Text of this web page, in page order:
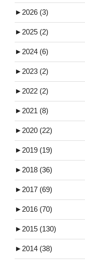
► 2026 (3)
► 2025 (2)
► 2024 (6)
► 2023 (2)
► 2022 (2)
► 2021 (8)
► 2020 (22)
► 2019 (19)
► 2018 (36)
► 2017 (69)
► 2016 (70)
► 2015 (130)
► 2014 (38)